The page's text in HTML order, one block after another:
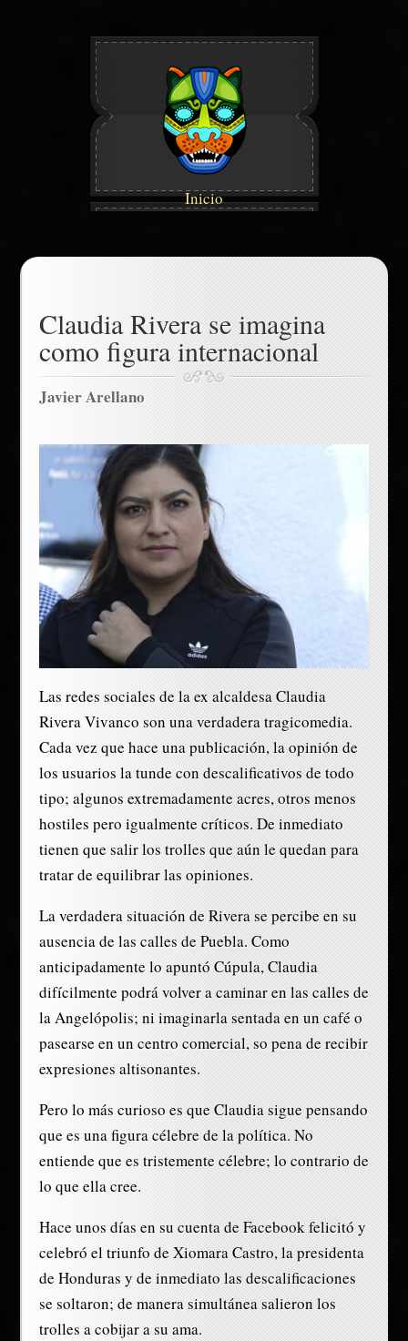
Inicio
Claudia Rivera se imagina
como figura internacional
Javier Arellano
Las redes sociales de la ex alcaldesa Claudia
Rivera Vivanco son una verdadera tragicomedia.
Cada vez que hace una publicación, la opinión de
los usuarios la tunde con descalificativos de todo
tipo; algunos extremadamente acres, otros menos
hostiles pero igualmente críticos. De inmediato
tienen que salir los trolles que aún le quedan para
tratar de equilibrar las opiniones.
La verdadera situación de Rivera se percibe en su
ausencia de las calles de Puebla. Como
anticipadamente lo apuntó Cúpula, Claudia
difícilmente podrá volver a caminar en las calles de
la Angelópolis; ni imaginarla sentada en un café o
pasearse en un centro comercial, so pena de recibir
expresiones altisonantes.
Pero lo más curioso es que Claudia sigue pensando
que es una figura célebre de la política. No
entiende que es tristemente célebre; lo contrario de
lo que ella cree.
Hace unos días en su cuenta de Facebook felicitó y
celebró el triunfo de Xiomara Castro, la presidenta
de Honduras y de inmediato las descalificaciones
se soltaron; de manera simultánea salieron los
trolles a cobijar a su ama.